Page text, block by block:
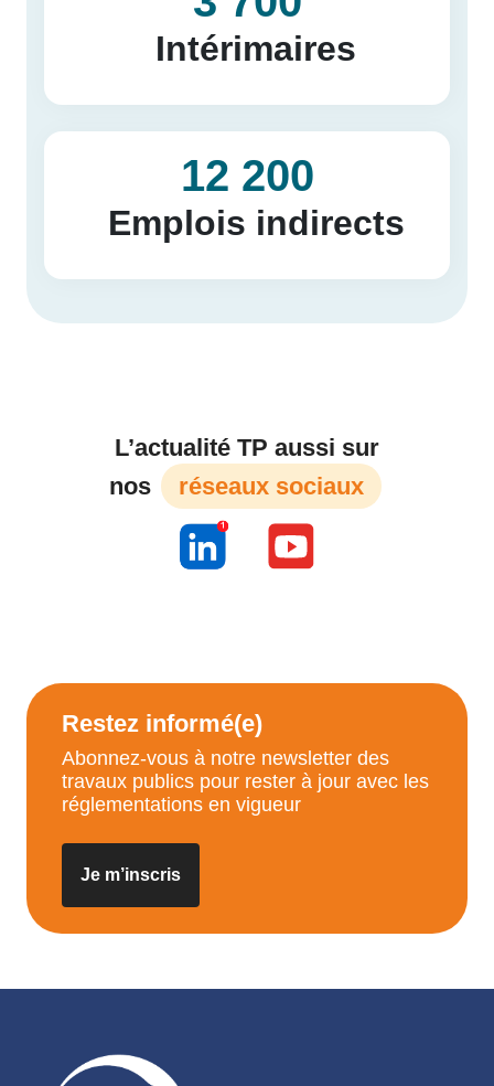
Intérimaires
12 200
Emplois indirects
L’actualité TP aussi sur
nos
réseaux sociaux
Restez informé(e)
Abonnez-vous à notre newsletter des
travaux publics pour rester à jour avec les
réglementations en vigueur
Je m’inscris